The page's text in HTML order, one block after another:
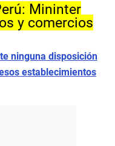
Mininter
y comercios
ninguna disposición
establecimientos